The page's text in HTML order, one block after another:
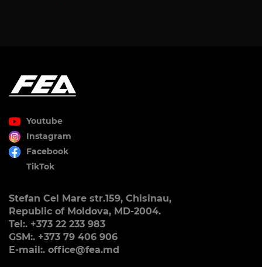
Youtube
Instagram
Facebook
TikTok
Stefan Cel Mare str.159, Chisinau,
Republic of Moldova, MD-2004.
Tel:. +373 22 233 983
GSM:. +373 79 406 906
E-mail:. office@fea.md